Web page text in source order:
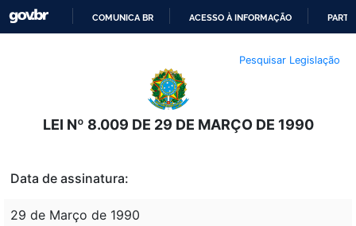
O
CONTEÚDO
COMUNICA BR ACESSO À INFORMAÇÃO
Pesquisar Legislação
LEI Nº 8.009 DE 29 DE MARÇO DE 1990
Data de assinatura:
29 de Março de 1990